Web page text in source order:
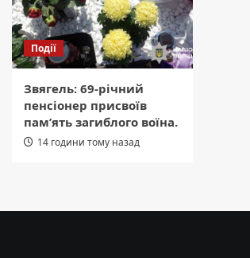
Події
Звягель: 69-річний
пенсіонер присвоїв
пам’ять загиблого воїна.
14 години тому назад